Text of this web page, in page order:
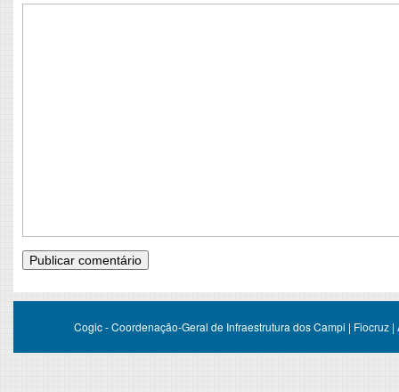
Cogic - Coordenação-Geral de Infraestrutura dos Campi | Fiocruz